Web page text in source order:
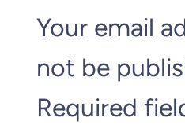
Your email
not be
Required